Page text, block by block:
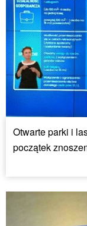
Otwarte parki i
początek